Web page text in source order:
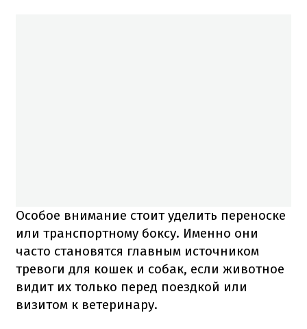
Особое внимание стоит уделить переноске
или транспортному боксу. Именно они
часто становятся главным источником
тревоги для кошек и собак, если животное
видит их только перед поездкой или
визитом к ветеринару.